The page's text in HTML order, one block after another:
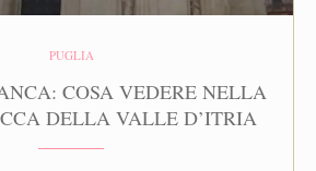
PUGLIA
COSA VEDERE NELLA
DELLA VALLE D’ITRIA